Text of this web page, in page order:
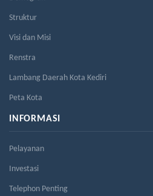
Struktur
Visi dan Misi
Renstra
Lambang Daerah Kota Kediri
Peta Kota
INFORMASI
Pelayanan
Investasi
Telephon Penting